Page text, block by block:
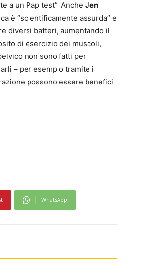
a un Pap test”. Anche Jen
è “scientificamente assurda” e
diversi batteri, aumentando il
di esercizio dei muscoli,
non sono fatti per
– per esempio tramite i
possono essere benefici
WhatsApp